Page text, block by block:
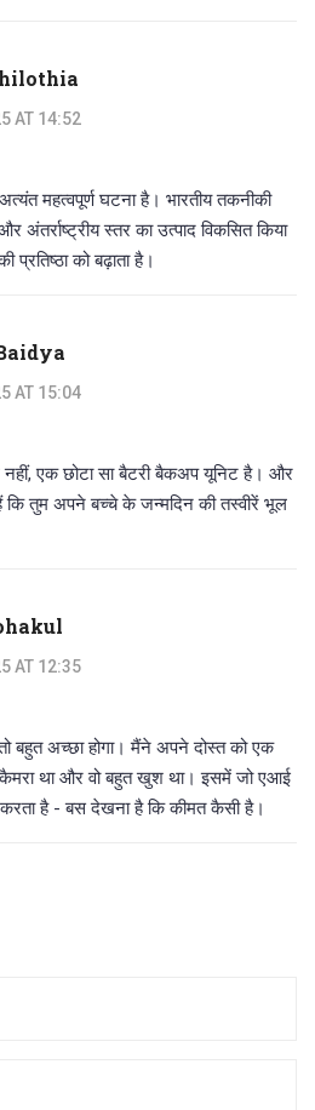
AT 14:52
महत्वपूर्ण घटना है। भारतीय तकनीकी
अंतर्राष्ट्रीय स्तर का उत्पाद विकसित किया
प्रतिष्ठा को बढ़ाता है।
AT 15:04
एक छोटा सा बैटरी बैकअप यूनिट है। और
कि तुम अपने बच्चे के जन्मदिन की तस्वीरें भूल
AT 12:35
अच्छा होगा। मैंने अपने दोस्त को एक
था और वो बहुत खुश था। इसमें जो एआई
है - बस देखना है कि कीमत कैसी है।